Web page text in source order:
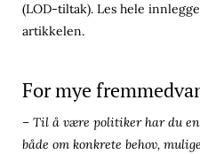
(LOD-tiltak). Les hele
artikkelen.
For mye
– Til å være politiker har du
både om konkrete behov,